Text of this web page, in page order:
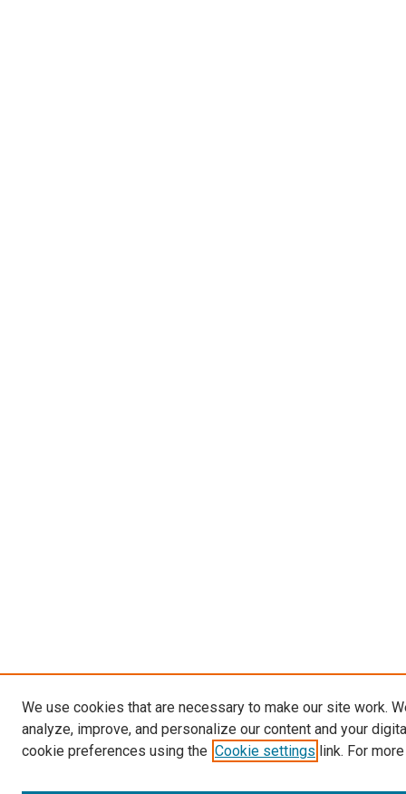
We use cookies that are necessary to make our site work.
analyze, improve, and personalize our content and your
cookie preferences using the Cookie settings link. For